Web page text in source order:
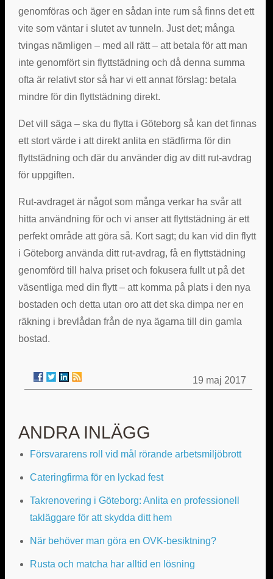
genomföras och äger en sådan inte rum så finns det ett
vite som väntar i slutet av tunneln. Just det; många
tvingas nämligen – med all rätt – att betala för att man
inte genomfört sin flyttstädning och då denna summa
ofta är relativt stor så har vi ett annat förslag: betala
mindre för din flyttstädning direkt.
Det vill säga – ska du flytta i Göteborg så kan det finnas
ett stort värde i att direkt anlita en städfirma för din
flyttstädning och där du använder dig av ditt rut-avdrag
för uppgiften.
Rut-avdraget är något som många verkar ha svår att
hitta användning för och vi anser att flyttstädning är ett
perfekt område att göra så. Kort sagt; du kan vid din flytt
i Göteborg använda ditt rut-avdrag, få en flyttstädning
genomförd till halva priset och fokusera fullt ut på det
väsentliga med din flytt – att komma på plats i den nya
bostaden och detta utan oro att det ska dimpa ner en
räkning i brevlådan från de nya ägarna till din gamla
bostad.
19 maj 2017
ANDRA INLÄGG
Försvararens roll vid mål rörande arbetsmiljöbrott
Cateringfirma för en lyckad fest
Takrenovering i Göteborg: Anlita en professionell
takläggare för att skydda ditt hem
När behöver man göra en OVK-besiktning?
Rusta och matcha har alltid en lösning